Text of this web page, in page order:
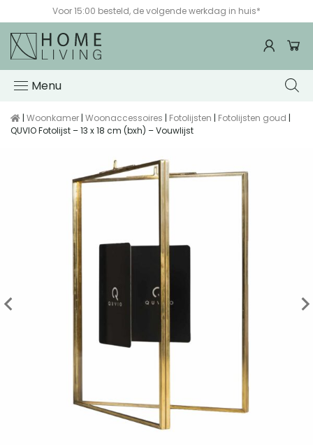
Voor 15:00 besteld, de volgende werkdag in huis*
Menu
| Woonkamer | Woonaccessoires | Fotolijsten | Fotolijsten goud |
QUVIO Fotolijst – 13 x 18 cm (bxh) – Vouwlijst